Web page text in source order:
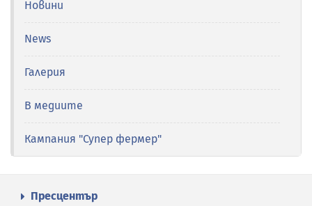
Новини
News
Галерия
В медиите
Кампания "Супер фермер"
Пресцентър